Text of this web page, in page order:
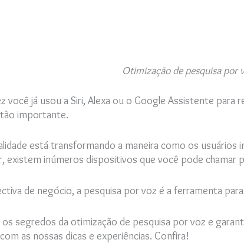
Otimização de pesquisa por
você já usou a Siri, Alexa ou o Google Assistente
importante.
está transformando a maneira como os
existem inúmeros dispositivos que você pode chamar
de negócio, a pesquisa por voz é a ferramenta
segredos da otimização de pesquisa por voz e
as nossas dicas e experiências. Confira!